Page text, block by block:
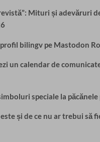
Mituri și adevăruri
bilingv pe Mastodon
un calendar de
speciale la
și de ce nu ar trebui să